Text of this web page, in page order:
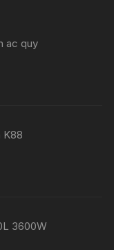
ac quy
K88
3600W